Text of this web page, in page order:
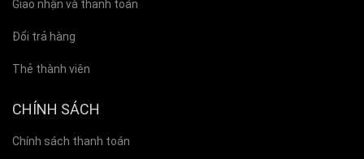
Giao nhận và thanh toán
Đổi trả hàng
Thẻ thành viên
CHÍNH SÁCH
Chính sách thanh toán